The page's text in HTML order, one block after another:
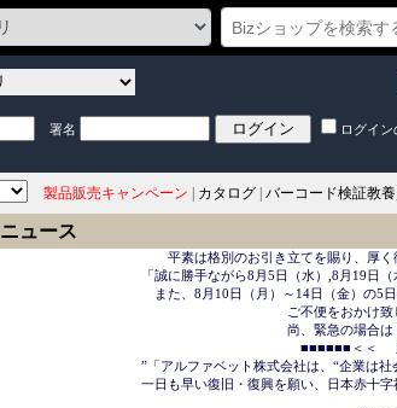
署名 ログイ
製品販売キャンペーン カタログ バーコード検証教
ニュース
平素は格別のお引き立てを賜り、厚く
「誠に勝手ながら8月5日（水）,8月19日
また、8月10日（月）～14日（金）の5
ご不便をおかけ致しますが、何
尚、緊急の場合は 090-
■■■■■■＜＜     応援メッ
”「アルファベット株式会社は、“企業は
一日も早い復旧・復興を願い、日本赤十